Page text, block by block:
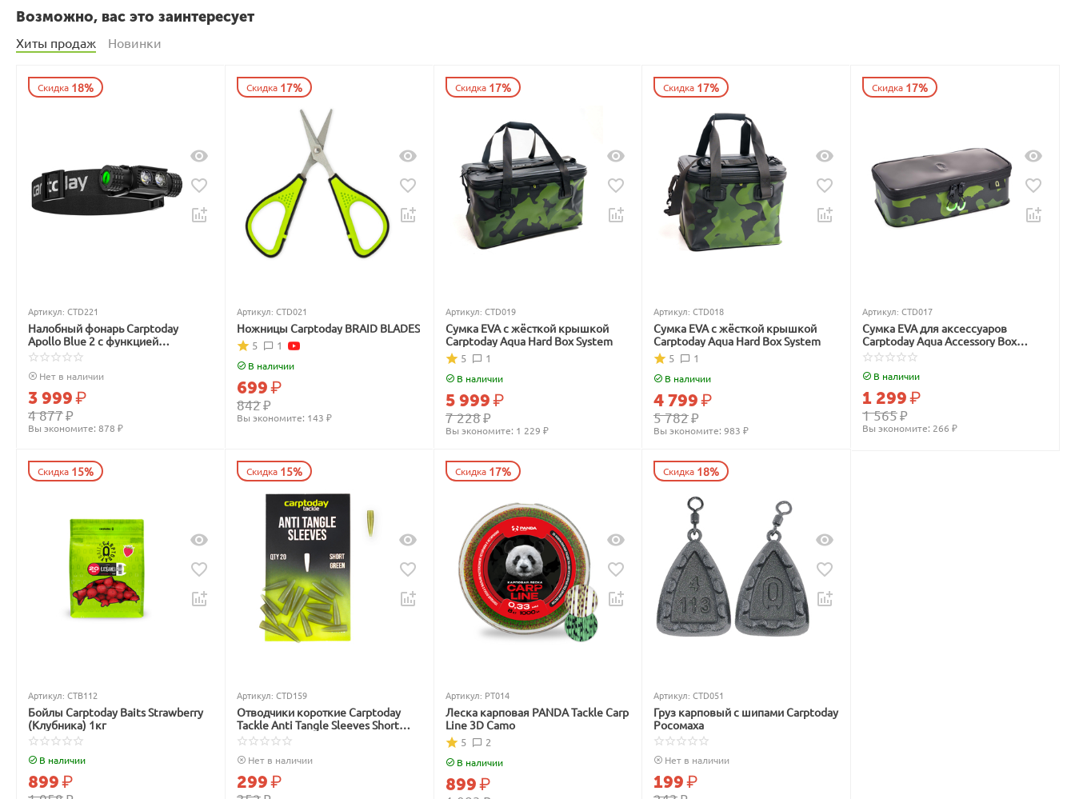
Возможно, вас это заинтересует
Хиты продаж Новинки
Скидка 18%
Артикул: CTD221
Налобный фонарь Carptoday
Apollo Blue 2 с функцией
подсвечивания лески синим
светом
Нет в наличии
4 877₽
3 999₽
Вы экономите: 878 ₽
Скидка 17%
Артикул: CTD021
Ножницы Carptoday BRAID BLADES
1
5
В наличии
842₽
699₽
Вы экономите: 143 ₽
Скидка 17%
Артикул: CTD019
Сумка EVA с жёсткой крышкой
Carptoday Aqua Hard Box System
1
5
В наличии
7 228₽
5 999₽
Вы экономите: 1 229 ₽
Скидка 17%
Артикул: CTD018
Сумка EVA с жёсткой крышкой
Carptoday Aqua Hard Box System
1
5
В наличии
5 782₽
4 799₽
Вы экономите: 983 ₽
Скидка 17%
Артикул: CTD017
Сумка EVA для аксессуаров
Carptoday Aqua Accessory Box
System
В наличии
1 565₽
1 299₽
Вы экономите: 266 ₽
Скидка 15%
Артикул: CTB112
Бойлы Carptoday Baits Strawberry
(Клубника) 1кг
В наличии
899₽
Скидка 15%
Артикул: CTD159
Отводчики короткие Carptoday
Tackle Anti Tangle Sleeves Short
зелёные
Нет в наличии
299₽
Скидка 17%
Артикул: PT014
Леска карповая PANDA Tackle Carp
Line 3D Camo
2
5
В наличии
899₽
Скидка 18%
Артикул: CTD051
Груз карповый с шипами Carptoday
Росомаха
Нет в наличии
199₽